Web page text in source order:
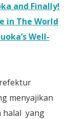
and Finally!
in The World
Well-
menyajikan
halal yang